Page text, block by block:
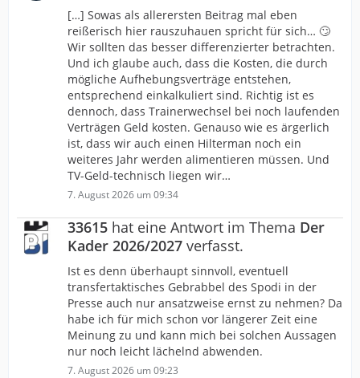
[…] Sowas als allerersten Beitrag mal eben
reißerisch hier rauszuhauen spricht für sich… 🙄
Wir sollten das besser differenzierter betrachten.
Und ich glaube auch, dass die Kosten, die durch
mögliche Aufhebungsverträge entstehen,
entsprechend einkalkuliert sind. Richtig ist es
dennoch, dass Trainerwechsel bei noch laufenden
Verträgen Geld kosten. Genauso wie es ärgerlich
ist, dass wir auch einen Hilterman noch ein
weiteres Jahr werden alimentieren müssen. Und
TV-Geld-technisch liegen wir…
7. August 2026 um 09:34
33615 hat eine Antwort im Thema Der
Kader 2026/2027 verfasst.
Ist es denn überhaupt sinnvoll, eventuell
transfertaktisches Gebrabbel des Spodi in der
Presse auch nur ansatzweise ernst zu nehmen? Da
habe ich für mich schon vor längerer Zeit eine
Meinung zu und kann mich bei solchen Aussagen
nur noch leicht lächelnd abwenden.
7. August 2026 um 09:23